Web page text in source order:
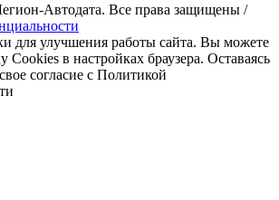
Автодата. Все права защищены /
для улучшения работы сайта. Вы можете
Cookies в настройках браузера. Оставаясь
согласие с Политикой